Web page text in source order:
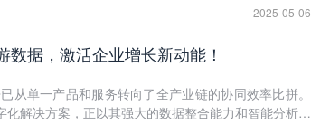
2025-05-06
据，激活企业增长新动能！
从单一产品和服务转向了全产业链的协同效率比拼。
解决方案，正以其强大的数据整合能力和智能分析功